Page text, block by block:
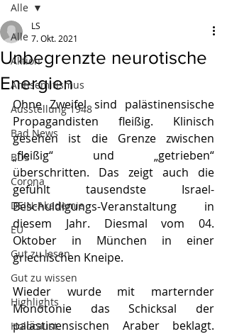
Alle
Aktion
Antisemitismus
Ausstellung 1948
Bad News
BDS
Corona
DEIN-Akademie
EU
Gut zu lesen
Gut zu wissen
Highlights
Holocaust
Alle
Unbegrenzte neurotische
Energien
LS
7. Okt. 2021
Ohne Zweifel sind palästinensische
Propagandisten fleißig. Klinisch
gesehen ist die Grenze zwischen
„fleißig“ und „getrieben“
überschritten. Das zeigt auch die
gefühlt tausendste Israel-
Beschuldigungs-Veranstaltung in
diesem Jahr. Diesmal vom 04.
Oktober in München in einer
griechischen Kneipe.
Wieder wurde mit marternder
Monotonie das Schicksal der
palästinensischen Araber beklagt.